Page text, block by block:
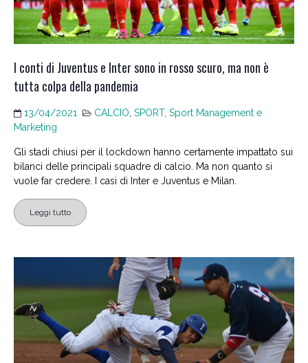
I conti di Juventus e Inter sono in rosso scuro, ma non è
tutta colpa della pandemia
13/04/2021 CALCIO SPORT, Sport Management e
Marketing
Gli stadi chiusi per il lockdown hanno certamente impattato sui
bilanci delle principali squadre di calcio. Ma non quanto si
vuole far credere. I casi di Inter e Juventus e Milan.
Leggi tutto